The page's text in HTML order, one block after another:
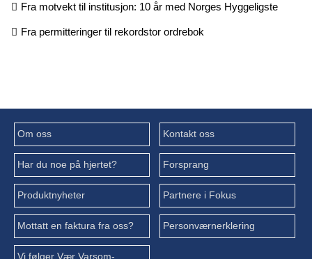
Fra motvekt til institusjon: 10 år med Norges Hyggeligste
Fra permitteringer til rekordstor ordrebok
Om oss Kontakt oss
Har du noe på hjertet? Forsprang
Produktnyheter Partnere i Fokus
Mottatt en faktura fra oss? Personværnerklering
Vi følger Vær Varsom-